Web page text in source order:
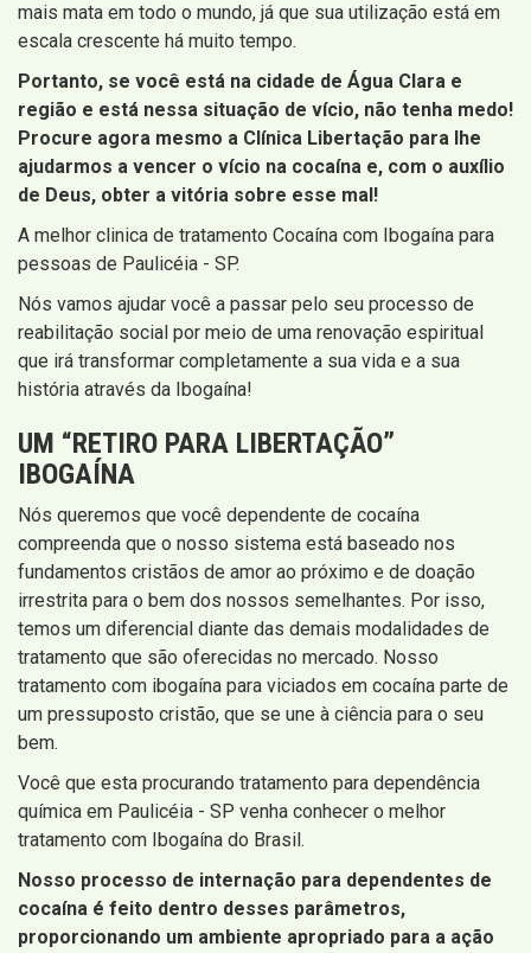
mais mata em todo o mundo, já que sua utilização está em
escala crescente há muito tempo.
Portanto, se você está na cidade de Água Clara e
região e está nessa situação de vício, não tenha medo!
Procure agora mesmo a Clínica Libertação para lhe
ajudarmos a vencer o vício na cocaína e, com o auxílio
de Deus, obter a vitória sobre esse mal!
A melhor clinica de tratamento Cocaína com Ibogaína para
pessoas de Paulicéia - SP.
Nós vamos ajudar você a passar pelo seu processo de
reabilitação social por meio de uma renovação espiritual
que irá transformar completamente a sua vida e a sua
história através da Ibogaína!
UM “RETIRO PARA LIBERTAÇÃO”
IBOGAÍNA
Nós queremos que você dependente de cocaína
compreenda que o nosso sistema está baseado nos
fundamentos cristãos de amor ao próximo e de doação
irrestrita para o bem dos nossos semelhantes. Por isso,
temos um diferencial diante das demais modalidades de
tratamento que são oferecidas no mercado. Nosso
tratamento com ibogaína para viciados em cocaína parte de
um pressuposto cristão, que se une à ciência para o seu
bem.
Você que esta procurando tratamento para dependência
química em Paulicéia - SP venha conhecer o melhor
tratamento com Ibogaína do Brasil.
Nosso processo de internação para dependentes de
cocaína é feito dentro desses parâmetros,
proporcionando um ambiente apropriado para a ação